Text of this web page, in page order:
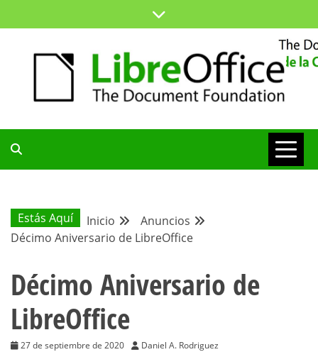
al
BLOG DE LA
COMUNIDAD
HISPANA
Estás Aquí Inicio
Anuncios
Décimo Aniversario de LibreOffice
Décimo Aniversario de
LibreOffice
27 de septiembre de 2020 Daniel A. Rodriguez